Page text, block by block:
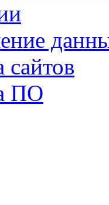
сайтов
ПО